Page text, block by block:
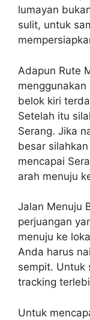
lumayan
sulit, untuk
Adapun Rute
belok kiri
Setelah itu
Serang. Jika
besar
mencapai
arah menuju
Jalan Menuju
perjuangan
menuju ke
Anda harus
sempit. Untuk
tracking
Untuk